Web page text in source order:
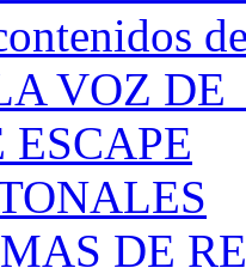
VOZ DE
ESCAPE
DE